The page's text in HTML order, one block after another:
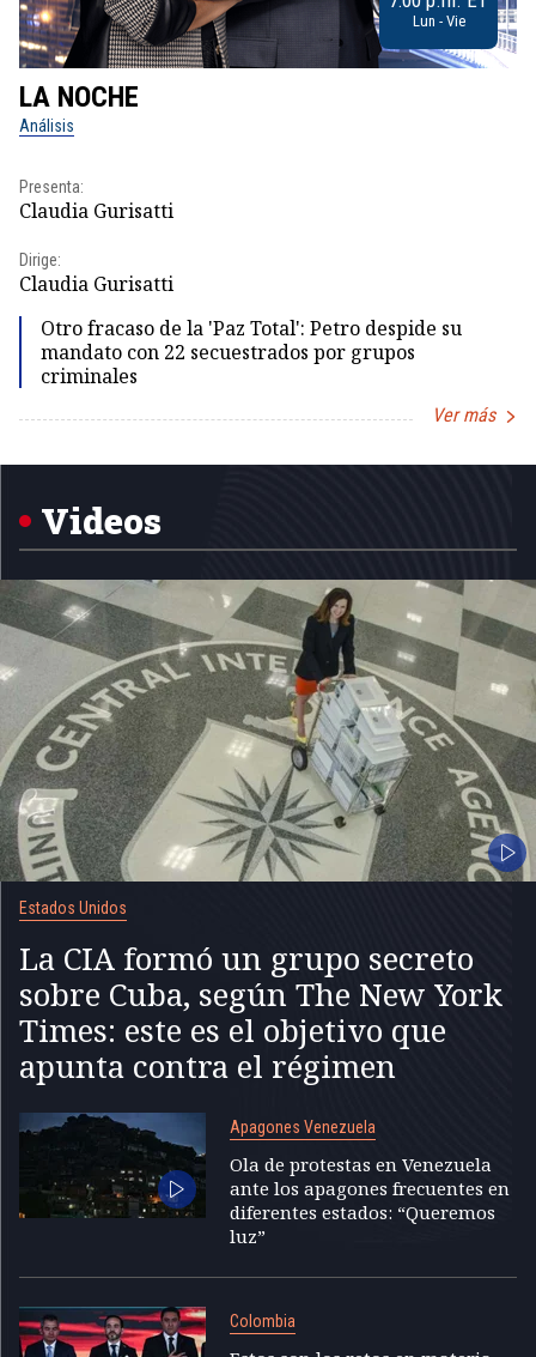
Lun - Vie
LA NOCHE
Análisis
Presenta:
Claudia Gurisatti
Dirige:
Claudia Gurisatti
Otro fracaso de la 'Paz Total': Petro despide su
mandato con 22 secuestrados por grupos
criminales
Ver más
Videos
Estados Unidos
La CIA formó un grupo secreto
sobre Cuba, según The New York
Times: este es el objetivo que
apunta contra el régimen
Apagones Venezuela
Ola de protestas en Venezuela
ante los apagones frecuentes en
diferentes estados: “Queremos
luz”
Colombia